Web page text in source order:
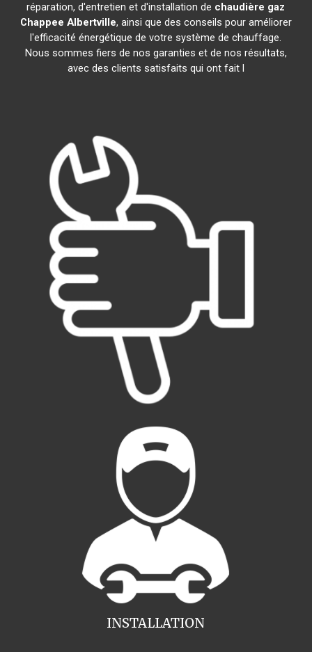
réparation, d'entretien et d'installation de chaudière gaz
Chappee Albertville, ainsi que des conseils pour améliorer
l'efficacité énergétique de votre système de chauffage.
Nous sommes fiers de nos garanties et de nos résultats,
avec des clients satisfaits qui ont fait l
INSTALLATION